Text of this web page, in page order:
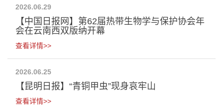
2026.06.29
【中国日报网】第62届热带生物学与保护协会年
会在云南西双版纳开幕
查看详情>>
2026.06.25
【昆明日报】“青铜甲虫”现身哀牢山
查看详情>>